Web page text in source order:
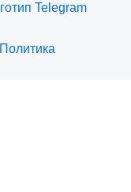
Политика